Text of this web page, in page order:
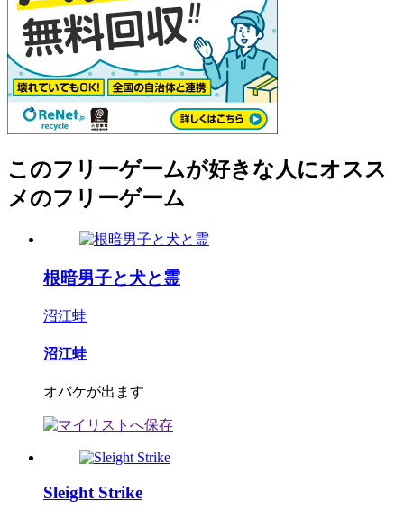
このフリーゲームが好きな人にオスス
メのフリーゲーム
根暗男子と犬と霊
沼江蛙
沼江蛙
オバケが出ます
Sleight Strike